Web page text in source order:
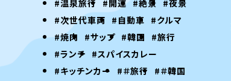
#温泉旅行
#開運 #絶景 #夜景
#次世代車両 #自動車 #クルマ
#焼肉
#サップ #韓国
#旅行
#ランチ #スパイスカレー
#キッチンカー
#＃旅行
#＃韓国